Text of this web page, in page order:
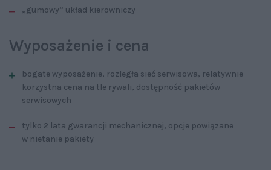
„gumowy” układ kierowniczy
Wyposażenie i cena
bogate wyposażenie, rozległa sieć serwisowa, relatywnie
korzystna cena na tle rywali, dostępność pakietów
serwisowych
tylko 2 lata gwarancji mechanicznej, opcje powiązane
w nietanie pakiety